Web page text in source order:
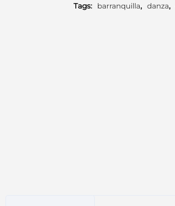
Tags: barranquilla, danza,